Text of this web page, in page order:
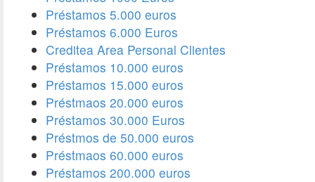
Préstamos 5.000 euros
Préstamos 6.000 Euros
Creditea Area Personal Clientes
Préstamos 10.000 euros
Préstamos 15.000 euros
Préstmaos 20.000 euros
Préstamos 30.000 Euros
Préstmos de 50.000 euros
Préstmaos 60.000 euros
Préstamos 200.000 euros